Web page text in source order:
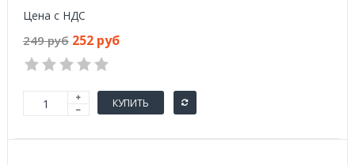
Цена с НДС
249 руб 252 руб
КУПИТЬ